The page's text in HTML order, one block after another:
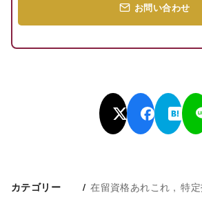
お問い合わせ
カテゴリー 在留資格あれこれ 特